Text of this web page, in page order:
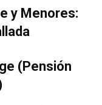
y Menores:
(Pensión